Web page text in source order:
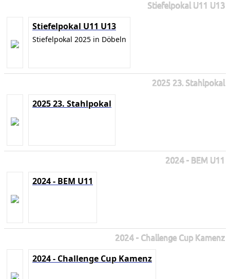
Stiefelpokal U11 U13
Stiefelpokal U11 U13
Stiefelpokal 2025 in Döbeln
2025 23. Stahlpokal
2025 23. Stahlpokal
2024 - BEM U11
2024 - BEM U11
2024 - Challenge Cup Kamenz
2024 - Challenge Cup Kamenz